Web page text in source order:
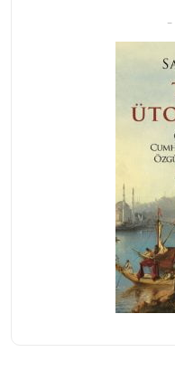
-